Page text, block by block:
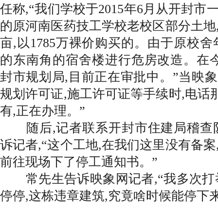
任称,“我们学校于2015年6月从开封市
的原河南医药技工学校老校区部分土
亩,以1785万裸价购买的。由于原校
的东南角的宿舍楼进行危房改造。在
封市规划局,目前正在审批中。”当映
规划许可证,施工许可证等手续时,电话
有,正在办理。”
随后,记者联系开封市住建局稽查
诉记者,“这个工地,在我们这里没有备
前往现场下了停工通知书。”
常先生告诉映象网记者,“我多次打
停停,这栋违章建筑,究竟啥时候能停下